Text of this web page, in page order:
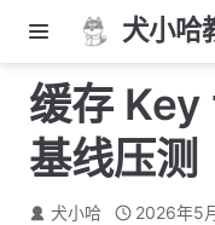
犬小哈
缓存 Key
基线压测
犬小哈 2026年5